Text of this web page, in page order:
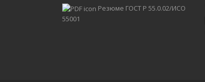
Резюме ГОСТ Р 55.0.02/ИСО
55001